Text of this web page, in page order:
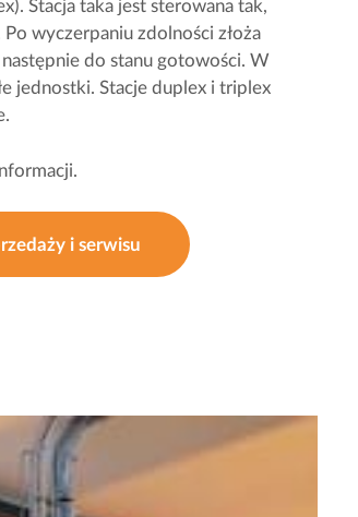
Stacja taka jest sterowana tak,
wyczerpaniu zdolności złoża
do stanu gotowości. W
jednostki. Stacje duplex i triplex
i serwisu